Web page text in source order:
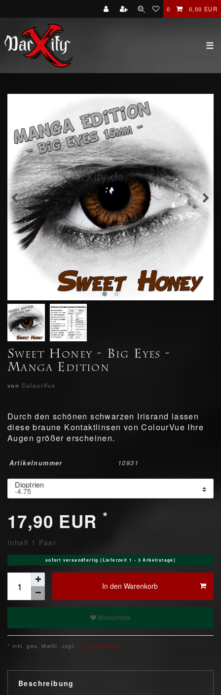
0 0,00 EUR
☰
Sweet Honey - Big Eyes -
Manga Edition
von ColourVue
Durch den schönen schwarzen Irisrand lassen
diese braune Kontaktlinsen von ColourVue Ihre
Augen größer erscheinen.
Artikelnummer 10931
Dioptrien
17,90 EUR *
Inhalt 1 Paar
sofort versandfertig (Lieferzeit 1 - 3 Arbeitstage)
In den Warenkorb
Wunschliste
* inkl. ges. MwSt. zzgl. Versandkosten
Beschreibung